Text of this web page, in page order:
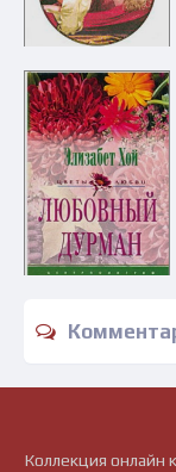
Коллекция онлайн